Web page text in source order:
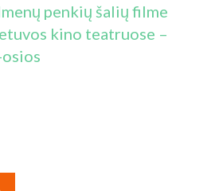
penkių šalių filme
kino teatruose –